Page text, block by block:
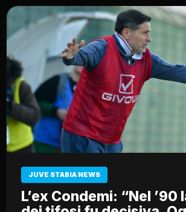
JUVE STABIA NEWS
L’ex Condemi: “Nel ’90